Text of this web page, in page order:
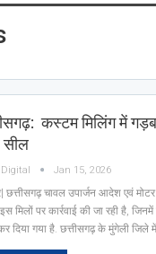
कस्टम मिलिंग में
सील
Jan 15, 2026
छत्तीसगढ़ चावल उपार्जन आदेश एवं
मिलों पर कार्रवाई की जा रही है,
दिया गया है. छत्तीसगढ़ के मुंगेली